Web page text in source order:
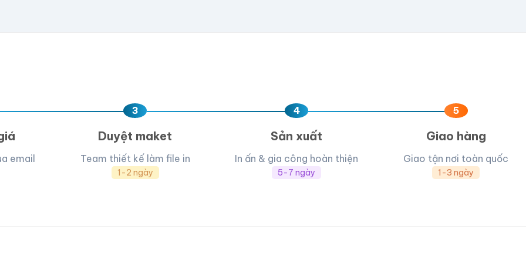
email
3
Duyệt maket
Team thiết kế làm file in
1-2 ngày
4
Sản xuất
In ấn & gia công hoàn thiện
5-7 ngày
5
Giao hàng
Giao tận nơi toàn quốc
1-3 ngày